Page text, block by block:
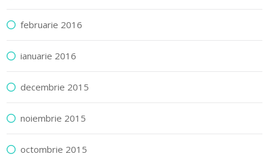
februarie 2016
ianuarie 2016
decembrie 2015
noiembrie 2015
octombrie 2015